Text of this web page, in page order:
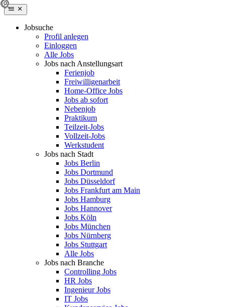
Jobsuche
Profil anlegen
Einloggen
Alle Jobs
Jobs nach Anstellungsart
Ferienjob
Freiwilligenarbeit
Home-Office Jobs
Jobs ab sofort
Nebenjob
Praktikum
Teilzeit-Jobs
Vollzeit-Jobs
Werkstudent
Jobs nach Stadt
Jobs Berlin
Jobs Dortmund
Jobs Düsseldorf
Jobs Frankfurt am Main
Jobs Hamburg
Jobs Hannover
Jobs Köln
Jobs München
Jobs Nürnberg
Jobs Stuttgart
Alle Jobs
Jobs nach Branche
Controlling Jobs
HR Jobs
Ingenieur Jobs
IT Jobs